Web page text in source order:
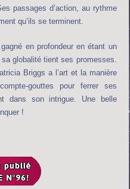
passages d’action, au rythme
qu’ils se terminent.
en profondeur en étant un
globalité tient ses promesses.
Briggs a l’art et la manière
gouttes pour ferrer ses
dans son intrigue. Une belle
!